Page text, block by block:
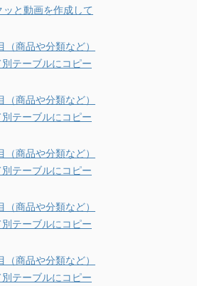
と動画を作成して
（商品や分類など）
テーブルにコピー
（商品や分類など）
テーブルにコピー
（商品や分類など）
テーブルにコピー
（商品や分類など）
テーブルにコピー
（商品や分類など）
テーブルにコピー